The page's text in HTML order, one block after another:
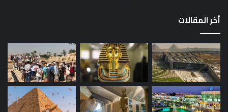
أخر المقالات